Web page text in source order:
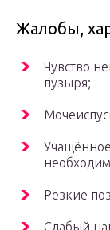
Жалобы,
Чувство
пузыря;
Резкие
Слабый